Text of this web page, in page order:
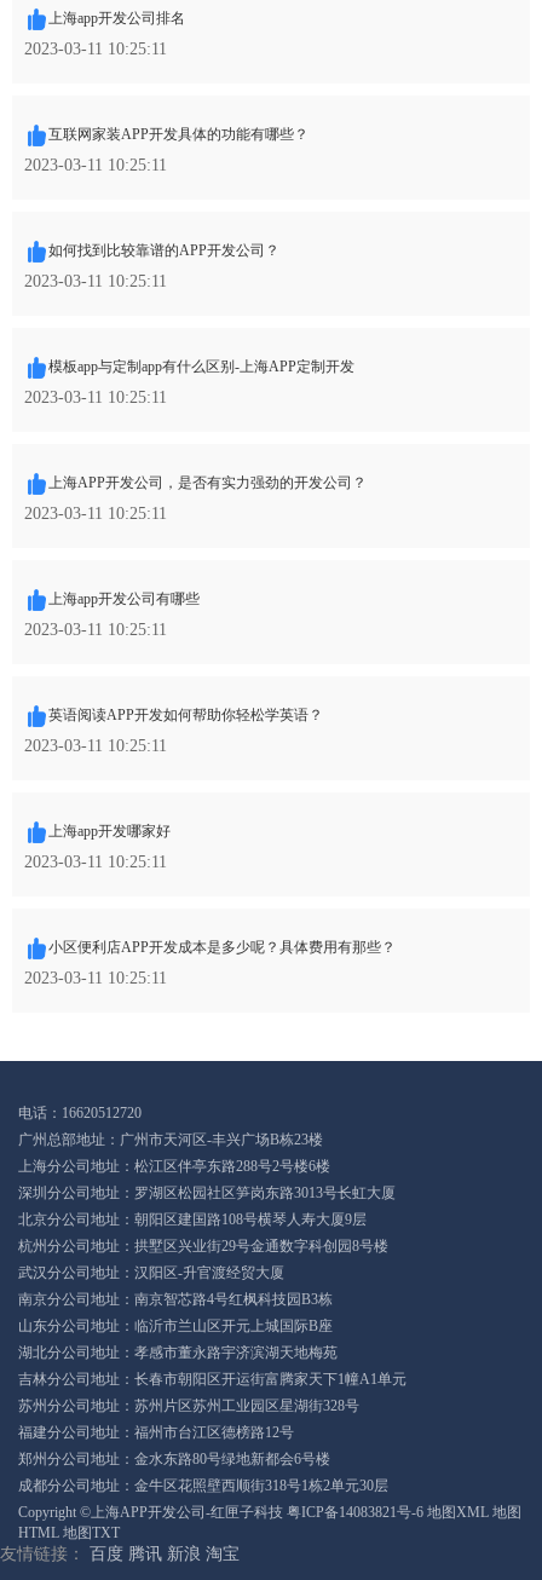
上海app开发公司排名
2023-03-11 10:25:11
互联网家装APP开发具体的功能有哪些？
2023-03-11 10:25:11
如何找到比较靠谱的APP开发公司？
2023-03-11 10:25:11
模板app与定制app有什么区别-上海APP定制开发
2023-03-11 10:25:11
上海APP开发公司，是否有实力强劲的开发公司？
2023-03-11 10:25:11
上海app开发公司有哪些
2023-03-11 10:25:11
英语阅读APP开发如何帮助你轻松学英语？
2023-03-11 10:25:11
上海app开发哪家好
2023-03-11 10:25:11
小区便利店APP开发成本是多少呢？具体费用有那些？
2023-03-11 10:25:11
电话：16620512720
广州总部地址：广州市天河区-丰兴广场B栋23楼
上海分公司地址：松江区伴亭东路288号2号楼6楼
深圳分公司地址：罗湖区松园社区笋岗东路3013号长虹大厦
北京分公司地址：朝阳区建国路108号横琴人寿大厦9层
杭州分公司地址：拱墅区兴业街29号金通数字科创园8号楼
武汉分公司地址：汉阳区-升官渡经贸大厦
南京分公司地址：南京智芯路4号红枫科技园B3栋
山东分公司地址：临沂市兰山区开元上城国际B座
湖北分公司地址：孝感市董永路宇济滨湖天地梅苑
吉林分公司地址：长春市朝阳区开运街富腾家天下1幢A1单元
苏州分公司地址：苏州片区苏州工业园区星湖街328号
福建分公司地址：福州市台江区德榜路12号
郑州分公司地址：金水东路80号绿地新都会6号楼
成都分公司地址：金牛区花照壁西顺街318号1栋2单元30层
Copyright ©上海APP开发公司-红匣子科技 粤ICP备14083821号-6 地图XML 地图
HTML 地图TXT
友情链接： 百度 腾讯 新浪 淘宝